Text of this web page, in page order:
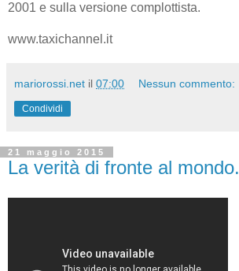
2001 e sulla versione complottista.
www.taxichannel.it
mariorossi.net il 07:00 Nessun commento:
Condividi
21 maggio 2015
La verità di fronte al mondo.